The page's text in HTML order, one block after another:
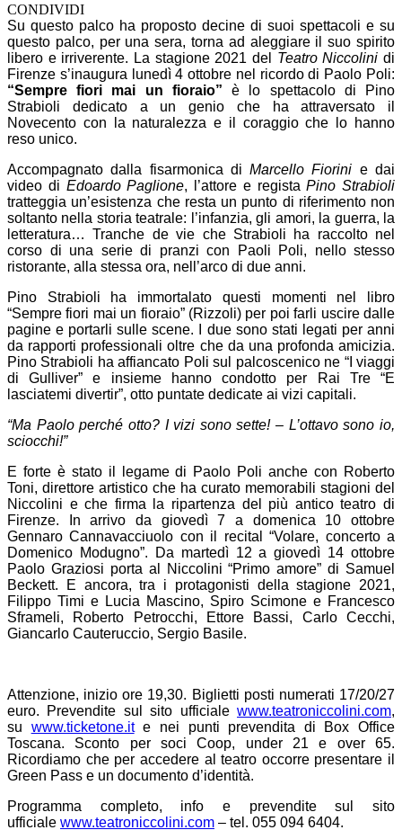
CONDIVIDI
Su questo palco ha proposto decine di suoi spettacoli e su
questo palco, per una sera, torna ad aleggiare il suo spirito
libero e irriverente. La stagione 2021 del Teatro Niccolini di
Firenze s’inaugura lunedì 4 ottobre nel ricordo di Paolo Poli:
“Sempre fiori mai un fioraio” è lo spettacolo di Pino
Strabioli dedicato a un genio che ha attraversato il
Novecento con la naturalezza e il coraggio che lo hanno
reso unico.
Accompagnato dalla fisarmonica diMarcello Fiorini e dai
video di Edoardo Paglione, l’attore e regista Pino Strabioli
tratteggia un’esistenza che resta un punto di riferimento non
soltanto nella storia teatrale: l’infanzia, gli amori, la guerra, la
letteratura… Tranche de vie che Strabioli ha raccolto nel
corso di una serie di pranzi con Paoli Poli, nello stesso
ristorante, alla stessa ora, nell’arco di due anni.
Pino Strabioli ha immortalato questi momenti nel libro
“Sempre fiori mai un fioraio” (Rizzoli) per poi farli uscire dalle
pagine e portarli sulle scene. I due sono stati legati per anni
da rapporti professionali oltre che da una profonda amicizia.
Pino Strabioli ha affiancato Poli sul palcoscenico ne “I viaggi
di Gulliver” e insieme hanno condotto per Rai Tre “E
lasciatemi divertir”, otto puntate dedicate ai vizi capitali.
“Ma Paolo perché otto? I vizi sono sette! – L’ottavo sono io,
sciocchi!”
E forte è stato il legame di Paolo Poli anche con Roberto
Toni, direttore artistico che ha curato memorabili stagioni del
Niccolini e che firma la ripartenza del più antico teatro di
Firenze. In arrivo da giovedì 7 a domenica 10 ottobre
Gennaro Cannavacciuolo con il recital “Volare, concerto a
Domenico Modugno”. Da martedì 12 a giovedì 14 ottobre
Paolo Graziosi porta al Niccolini “Primo amore” di Samuel
Beckett. E ancora, tra i protagonisti della stagione 2021,
Filippo Timi e Lucia Mascino, Spiro Scimone e Francesco
Sframeli, Roberto Petrocchi, Ettore Bassi, Carlo Cecchi,
Giancarlo Cauteruccio, Sergio Basile.
Attenzione, inizio ore 19,30. Biglietti posti numerati 17/20/27
euro. Prevendite sul sito ufficiale www.teatroniccolini.com,
su www.ticketone.ite nei punti prevendita di Box Office
Toscana. Sconto per soci Coop, under 21 e over 65.
Ricordiamo che per accedere al teatro occorre presentare il
Green Pass e un documento d’identità.
Programma completo, info e prevendite sul sito
ufficiale www.teatroniccolini.com – tel. 055 094 6404.